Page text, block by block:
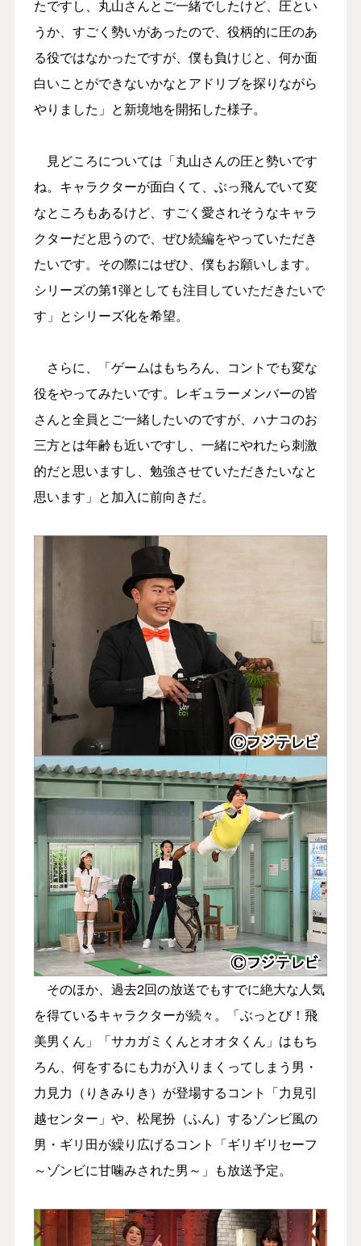
たですし、丸山さんとご一緒でしたけど、圧とい
うか、すごく勢いがあったので、役柄的に圧のあ
る役ではなかったですが、僕も負けじと、何か面
白いことができないかなとアドリブを探りながら
やりました」と新境地を開拓した様子。
見どころについては「丸山さんの圧と勢いです
ね。キャラクターが面白くて、ぶっ飛んでいて変
なところもあるけど、すごく愛されそうなキャラ
クターだと思うので、ぜひ続編をやっていただき
たいです。その際にはぜひ、僕もお願いします。
シリーズの第1弾としても注目していただきたいで
す」とシリーズ化を希望。
さらに、「ゲームはもちろん、コントでも変な
役をやってみたいです。レギュラーメンバーの皆
さんと全員とご一緒したいのですが、ハナコのお
三方とは年齢も近いですし、一緒にやれたら刺激
的だと思いますし、勉強させていただきたいなと
思います」と加入に前向きだ。
そのほか、過去2回の放送でもすでに絶大な人気
を得ているキャラクターが続々。「ぶっとび！飛
美男くん」「サカガミくんとオオタくん」はもち
ろん、何をするにも力が入りまくってしまう男・
力見力（りきみりき）が登場するコント「力見引
越センター」や、松尾扮（ふん）するゾンビ風の
男・ギリ田が繰り広げるコント「ギリギリセーフ
～ゾンビに甘噛みされた男～」も放送予定。